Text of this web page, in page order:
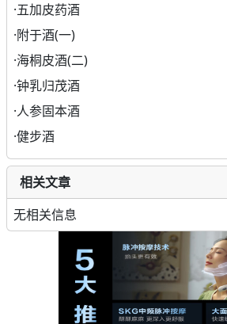
·五加皮药酒
·附于酒(一)
·海桐皮酒(二)
·钟乳归茂酒
·人参固本酒
·健步酒
相关文章
无相关信息